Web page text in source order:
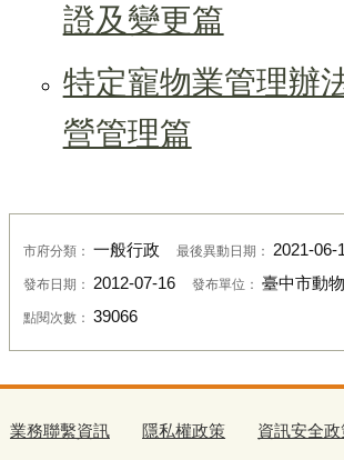
證及變更篇
特定寵物業管理辦
營管理篇
市府分類： 一般行政 最後異動日期： 2021-06-
發布日期： 2012-07-16 發布單位： 臺中市動
點閱次數： 39066
業務聯繫資訊 隱私權政策 資訊安全政